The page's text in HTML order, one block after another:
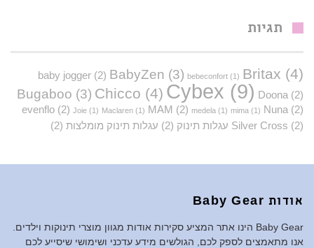
תגיות
baby jogger (2) BabyZen (3) bebeconfort (1) Britax (4)
Bugaboo (3) Chicco (4) Cybex (9) Doona (2)
evenflo (2) Joie (1) Maclaren (1) MAM (2) medela (1) mima (1) Nuna (2)
Silver Cross (2) עגלות תינוק (2) עגלות תינוק מומלצות (2)
אודות Baby Gear
Baby Gear הינו אתר המציע סקירות אודות מגוון מוצרי תינוקות וילדים.
אנו מתאמצים לספק לכם, הגולשים מידע עדכני ושימושי שיסייע לכם